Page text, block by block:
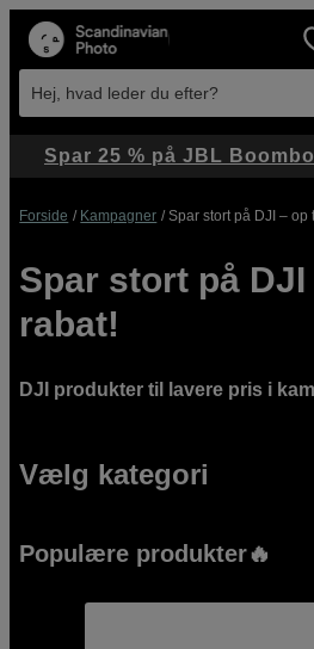
Hej, hvad leder du efter?
Forside Kampagner Spar stort på DJI – op
Spar stort på
rabat!
DJI produkter til lavere pris i
Vælg kategori
Populære produkter🔥
Spar 25 % på JBL